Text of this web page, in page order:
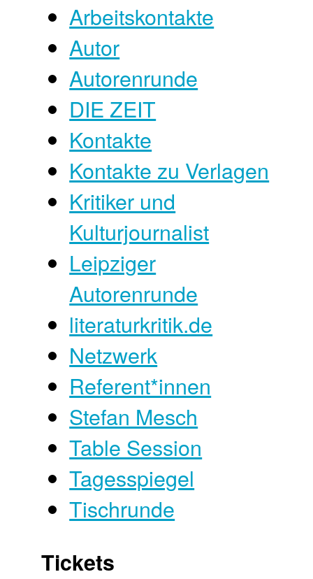
Arbeitskontakte
Autor
Autorenrunde
DIE ZEIT
Kontakte
Kontakte zu Verlagen
Kritiker und
Kulturjournalist
Leipziger
Autorenrunde
literaturkritik.de
Netzwerk
Referent*innen
Stefan Mesch
Table Session
Tagesspiegel
Tischrunde
Tickets